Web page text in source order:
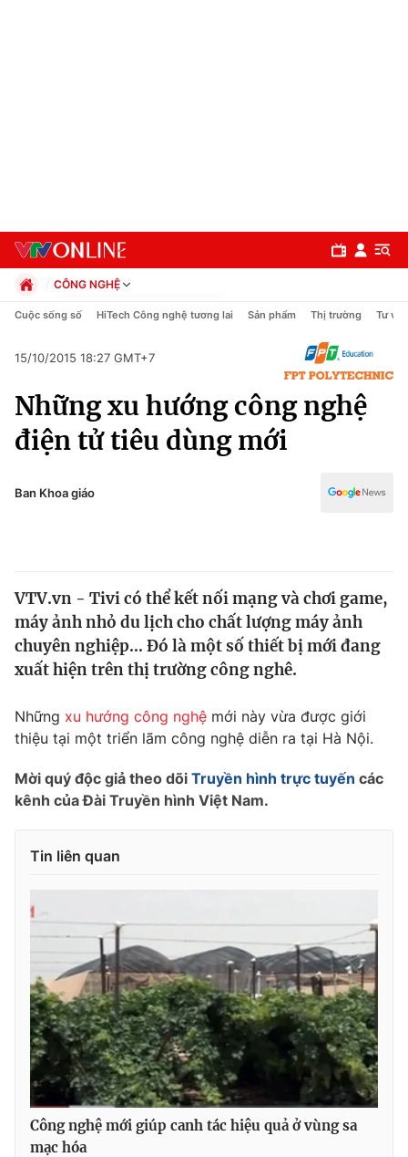
Chính trị
Thế giới
Tin tức
Câu chuyện quốc tế
Kinh tế
Tài chính
Góc doanh nghiệp
Dữ liệu và đời sống
Truyền hình
Hậu trường
Khán giả
Giải sao mai
Âm nhạc
Làm đẹp
Chất lượng cuộc sống
Giáo dục
Tuyển sinh
Học trực tuyến
Công nghệ
Hitech Công nghệ tương lai
Sản phẩm
Thị trường
Tư vấn
Giao lưu trực tuyến
Lịch phát sóng
CÔNG NGHỆ
Chính trị
Pháp luật
Thể thao
Truyền hình
Văn hóa - Giải trí
Đời sống
Cuộc sống số HiTech Công nghệ tương lai Sản phẩm Thị trường Tư vấn
15/10/2015 18:27 GMT+7
Những xu hướng công nghệ
điện tử tiêu dùng mới
Ban Khoa giáo
VTV.vn - Tivi có thể kết nối mạng và chơi game,
máy ảnh nhỏ du lịch cho chất lượng máy ảnh
chuyên nghiệp… Đó là một số thiết bị mới đang
xuất hiện trên thị trường công nghê.
Những xu hướng công nghệ mới này vừa được giới
thiệu tại một triển lãm công nghệ diễn ra tại Hà Nội.
Mời quý độc giả theo dõi Truyền hình trực tuyến các
kênh của Đài Truyền hình Việt Nam.
Tin liên quan
Công nghệ mới giúp canh tác hiệu quả ở vùng sa
mạc hóa